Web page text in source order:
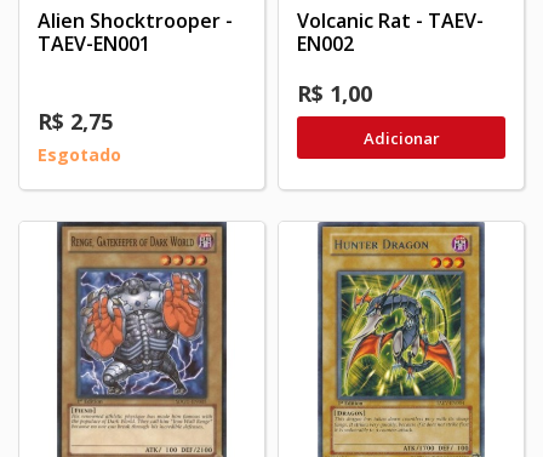
Alien Shocktrooper -
TAEV-EN001
R$ 2,75
Esgotado
Volcanic Rat - TAEV-
EN002
R$ 1,00
Adicionar